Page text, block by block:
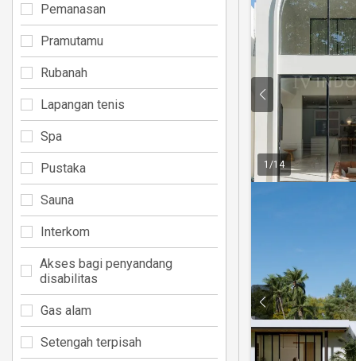
1 /14
Pemanasan
Pramutamu
Rubanah
Lapangan tenis
Spa
Pustaka
Sauna
Interkom
Akses bagi penyandang
disabilitas
Gas alam
Setengah terpisah